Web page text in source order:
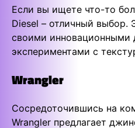
Если вы ищете что-то
Diesel – отличный выбор.
своими инновационными
экспериментами с
Wrangler
Сосредоточившись на
Wrangler предлагает